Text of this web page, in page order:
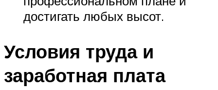
достигать любых высот.
Условия труда и
заработная плата